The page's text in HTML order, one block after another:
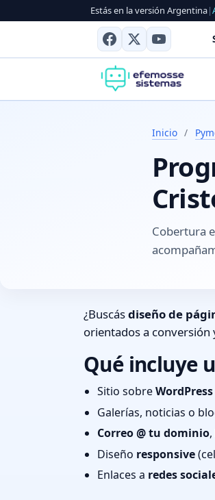
Estás en la versión Argentina|
Inicio /
Cobertura
¿Buscásdiseño de
orientados a conversión
Qué incluye
Sitio sobreWordPress
Galerías, noticias o
Correo @ tu dominio
Diseño responsive
Enlaces a redes